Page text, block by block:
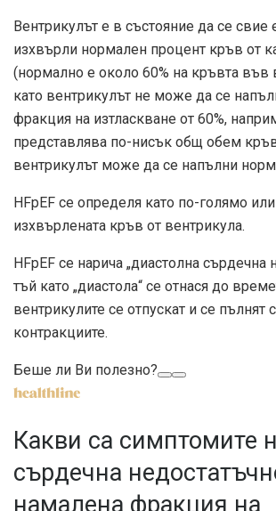
Вентрикулът е в състояние да се
изхвърли нормален процент кръв от
(нормално е около 60% на кръвта във
като вентрикулът не може да се
фракция на изтласкване от 60%,
представлява по-нисък общ обем
вентрикулът може да се напълни
HFpEF се определя като по-голямо
изхвърлената кръв от вентрикула.
HFpEF се нарича „диастолна сърдечна
тъй като „диастола“ се отнася до
вентрикулите се отпускат и се
контракциите.
Беше ли Ви полезно?
Какви са симптомите
сърдечна
намалена фракция на